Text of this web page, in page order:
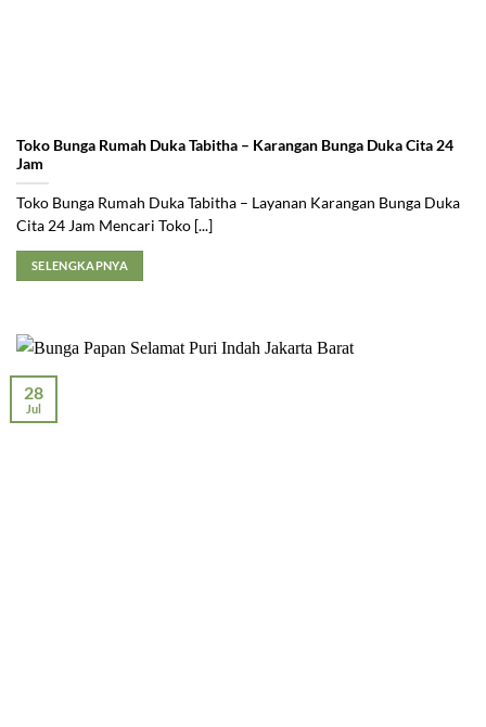
Toko Bunga Rumah Duka Tabitha – Karangan Bunga Duka Cita 24
Jam
Toko Bunga Rumah Duka Tabitha – Layanan Karangan Bunga Duka
Cita 24 Jam Mencari Toko [...]
SELENGKAPNYA
28
Jul